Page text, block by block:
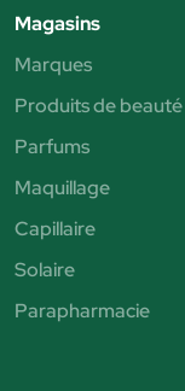
Magasins
Marques
Produits de beauté
Parfums
Maquillage
Capillaire
Solaire
Parapharmacie